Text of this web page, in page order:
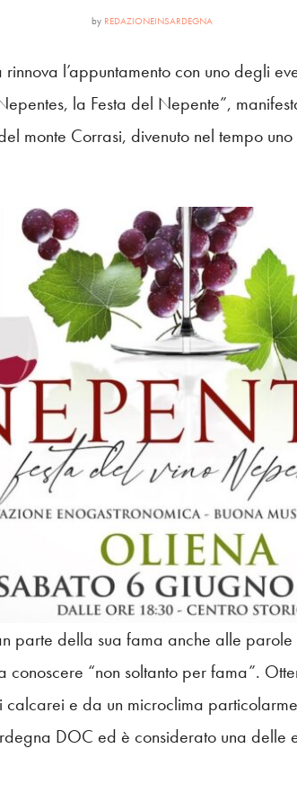
by REDAZIONEINSARDEGNA
l’appuntamento con uno degli
la Festa del Nepente”,
monte Corrasi, divenuto nel tempo
parte della sua fama anche alle parole
“non soltanto per fama”.
calcarei e da un microclima
DOC ed è considerato una delle